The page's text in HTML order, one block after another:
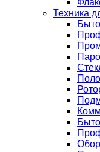
Техника